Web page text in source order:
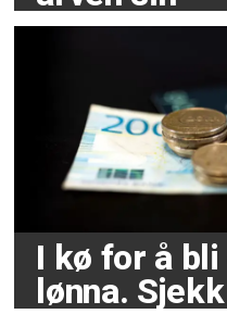
I kø for å
lønna.